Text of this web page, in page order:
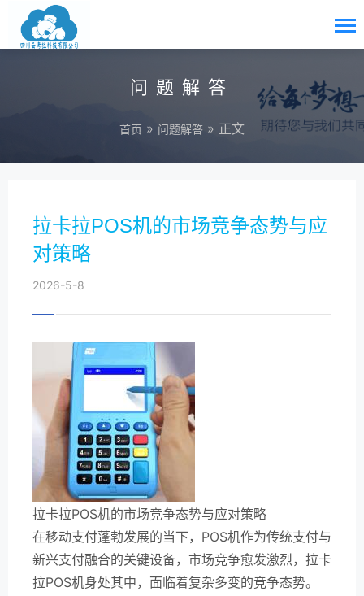
问题解答
首页 » 问题解答 » 正文
拉卡拉POS机的市场竞争态势与应
对策略
2026-5-8
拉卡拉POS机的市场竞争态势与应对策略
在移动支付蓬勃发展的当下，POS机作为传统支付与
新兴支付融合的关键设备，市场竞争愈发激烈，拉卡
拉POS机身处其中，面临着复杂多变的竞争态势。